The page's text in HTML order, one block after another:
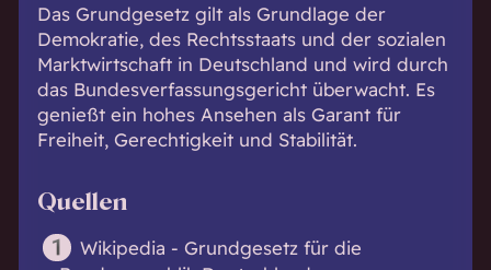
Das Grundgesetz gilt als Grundlage der
Demokratie, des Rechtsstaats und der sozialen
Marktwirtschaft in Deutschland und wird durch
das Bundesverfassungsgericht überwacht. Es
genießt ein hohes Ansehen als Garant für
Freiheit, Gerechtigkeit und Stabilität.
Quellen
Wikipedia - Grundgesetz für die